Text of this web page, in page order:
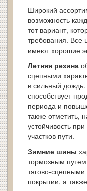
Широкий
возможность
тот вариант,
требования. Все
имеют хорошие
Летняя резина
сцепными
в сильный
способствует
периода и
также отметить,
устойчивость
участков пути.
Зимние шины
тормозным
тягово-
покрытии, а